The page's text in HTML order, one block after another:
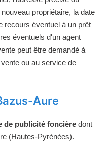
propriétaire, la date
recours éventuel à un prêt
éventuels d'un agent
peut être demandé à
ou au service de
Aure
de publicité foncière dont
(Hautes-Pyrénées).